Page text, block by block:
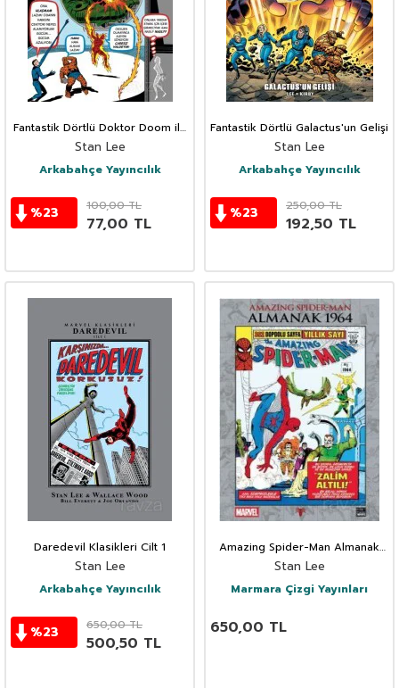
Fantastik Dörtlü Doktor Doom ile
Tanışın
Stan Lee
Arkabahçe Yayıncılık
%23 100,00TL
77,00 TL
Fantastik Dörtlü Galactus'un Gelişi
Stan Lee
Arkabahçe Yayıncılık
%23 250,00TL
192,50 TL
Daredevil Klasikleri Cilt 1
Stan Lee
Arkabahçe Yayıncılık
%23 650,00TL
500,50 TL
Amazing Spider-Man Almanak
1964
Stan Lee
Marmara Çizgi Yayınları
650,00 TL